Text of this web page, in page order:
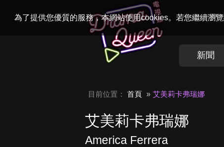
為了提供您優質的服務，本網站使用cookies。若您繼續瀏
Welcome to
新聞
目前位置： 首頁 艾美莉卡弗瑞娜
艾美莉卡弗瑞娜
America Ferrera